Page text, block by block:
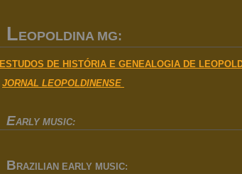
LEOPOLDINA MG:
ESTUDOS DE HISTÓRIA E GENEALOGIA DE
JORNAL LEOPOLDINENSE
EARLY MUSIC:
B RAZILIAN EARLY MUSIC: